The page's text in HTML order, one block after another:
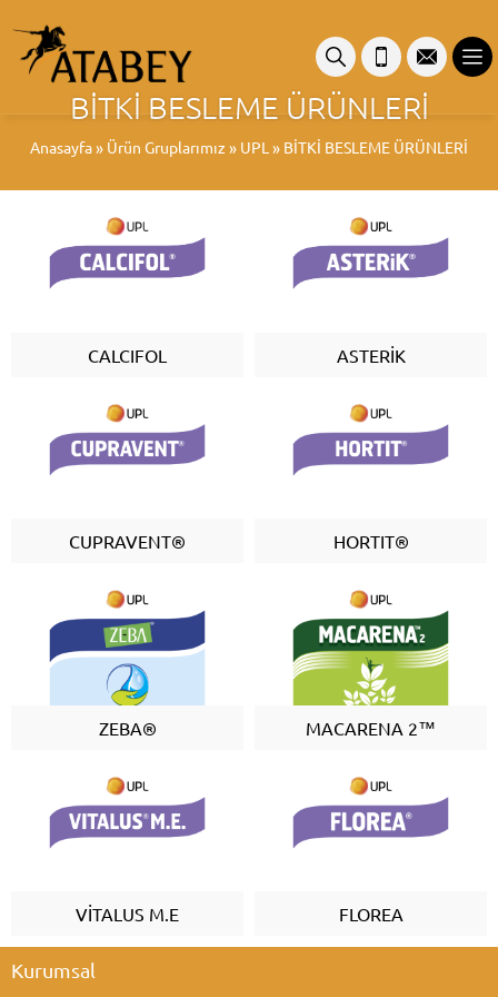
BİTKİ BESLEME ÜRÜNLERİ
Anasayfa» Ürün Gruplarımız » UPL » BİTKİ BESLEME ÜRÜNLERİ
CALCIFOL ASTERİK
CUPRAVENT® HORTIT®
ZEBA® MACARENA 2™
VİTALUS M.E FLOREA
Kurumsal